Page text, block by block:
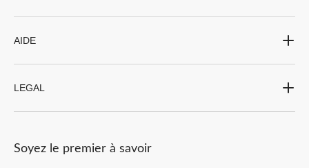
AIDE
LEGAL
Soyez le premier à savoir